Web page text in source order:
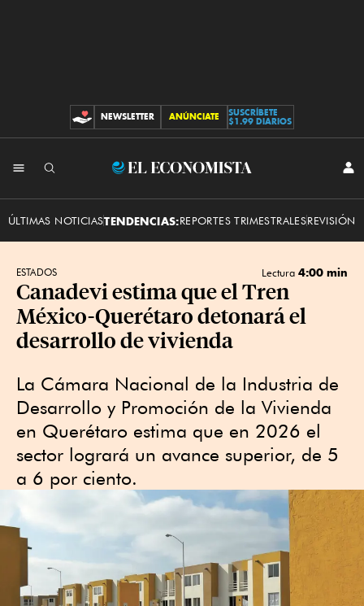
CONTRIBUCIONES
NEWSLETTER ANÚNCIATE
SUSCRÍBETE
$1.99 DIARIOS
El
ÚLTIMAS NOTICIASTENDENCIAS:REPORTES TRIMESTRALESREVISIÓN
ESTADOS Lectura 4:00 min
Canadevi estima que el Tren
México-Querétaro detonará el
desarrollo de vivienda
La Cámara Nacional de la Industria de
Desarrollo y Promoción de la Vivienda
en Querétaro estima que en 2026 el
sector logrará un avance superior, de 5
a 6 por ciento.